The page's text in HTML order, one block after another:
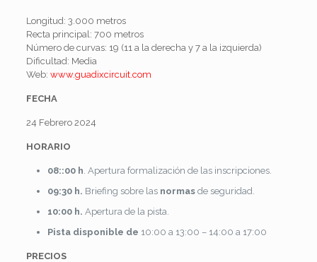
Longitud: 3.000 metros
Recta principal: 700 metros
Número de curvas: 19 (11 a la derecha y 7 a la izquierda)
Dificultad: Media
Web: www.guadixcircuit.com
FECHA
24 Febrero 2024
HORARIO
08::00 h. Apertura formalización de las inscripciones.
09:30 h. Briefing sobre las normasde seguridad.
10:00 h. Apertura de la pista.
Pista disponible de 10:00 a 13:00 – 14:00 a 17:00
PRECIOS